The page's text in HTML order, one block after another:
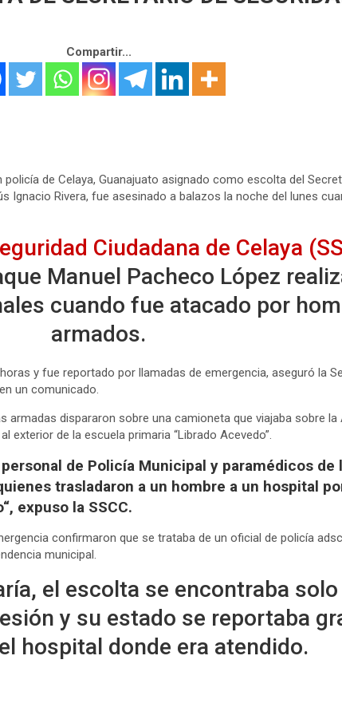
Compartir...
policía de Celaya, Guanajuato asignado como escolta del
Ignacio Rivera, fue asesinado a balazos la noche del lunes
Ciudadana de Celaya
Manuel Pacheco López
cuando fue atacado por
armados.
y fue reportado por llamadas de emergencia, aseguró la
un comunicado.
armadas dispararon sobre una camioneta que viajaba sobre la
exterior de la escuela primaria “Librado Acevedo”.
de Policía Municipal y paramédicos de
trasladaron a un hombre a un hospital
expuso la SSCC.
confirmaron que se trataba de un oficial de policía
municipal.
el escolta se encontraba solo
y su estado se reportaba
hospital donde era atendido.